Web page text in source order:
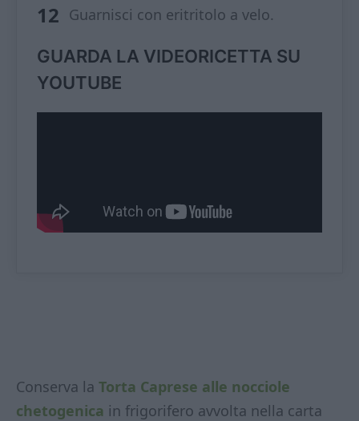
Guarnisci con eritritolo a velo.
GUARDA LA VIDEORICETTA SU
YOUTUBE
Conserva la Torta Caprese alle nocciole
chetogenica in frigorifero avvolta nella carta